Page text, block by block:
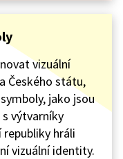
vizuální
Českého státu,
jako jsou
s výtvarníky
hráli
vizuální identity.